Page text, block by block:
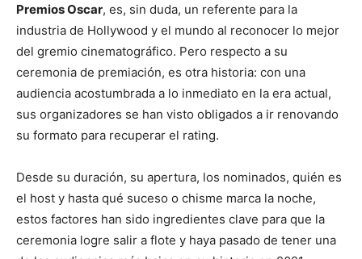
Premios Oscar, es, sin duda, un referente para la
industria de Hollywood y el mundo al reconocer lo mejor
del gremio cinematográfico. Pero respecto a su
ceremonia de premiación, es otra historia: con una
audiencia acostumbrada a lo inmediato en la era actual,
sus organizadores se han visto obligados a ir renovando
su formato para recuperar el rating.
Desde su duración, su apertura, los nominados, quién es
el host y hasta qué suceso o chisme marca la noche,
estos factores han sido ingredientes clave para que la
ceremonia logre salir a flote y haya pasado de tener una